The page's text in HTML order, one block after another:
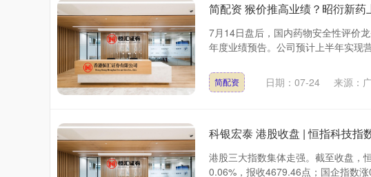
简配资 猴价推高业绩？昭衍新
7月14日盘后，国内药物安全性评价
年度业绩预告。公司预计上半年实现
简配资 日期：07-24 来源：
科银宏泰 港股收盘 | 恒指科技指
港股三大指数集体走强。截至收盘，
0.06%，报收4679.46点；国企指数